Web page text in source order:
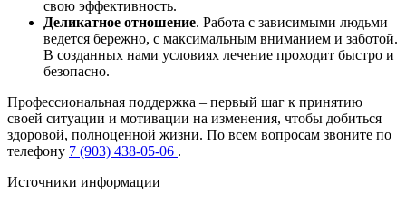
свою эффективность.
Деликатное отношение. Работа с зависимыми людьми
ведется бережно, с максимальным вниманием и заботой.
В созданных нами условиях лечение проходит быстро и
безопасно.
Профессиональная поддержка – первый шаг к принятию
своей ситуации и мотивации на изменения, чтобы добиться
здоровой, полноценной жизни. По всем вопросам звоните по
телефону 7 (903) 438-05-06 .
Источники информации